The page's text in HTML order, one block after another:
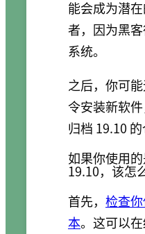
能会成为潜
者，因为黑
系统。
之后，你可
令安装新软
归档 19.10 的
如果你使用
19.10，该怎
首先， 检查
本。这可以